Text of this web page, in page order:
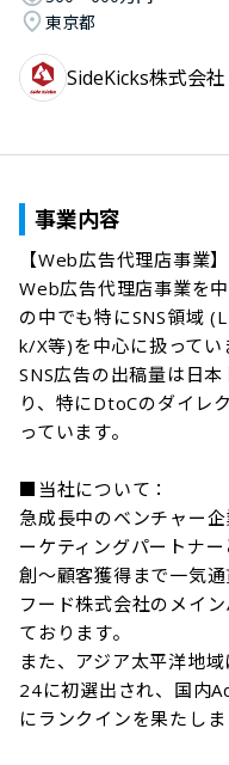
東京都
SideKicks株式会社
事業内容
【Web広告代理店事業】
Web広告代理店事業を
の中でも特にSNS領域
k/X等)を中心に扱ってい
SNS広告の出稿量は日
り、特にDtoCのダイレ
っています。
■当社について：
急成長中のベンチャー
ーケティングパートナ
創～顧客獲得まで一気
フード株式会社のメイ
ております。
また、アジア太平洋地
24に初選出され、国内
にランクインを果たしま